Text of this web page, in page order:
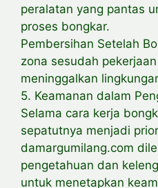
peralatan yang pantas
proses bongkar.
Pembersihan Setelah
zona sesudah
meninggalkan
5. Keamanan dalam
Selama cara kerja
sepatutnya menjadi
damargumilang.com
pengetahuan dan
untuk menetapkan